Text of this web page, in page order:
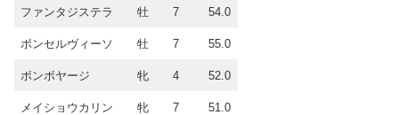
ファンタジステラ 牡 7 54.0
ボンセルヴィーソ 牡 7 55.0
ボンボヤージ 牝 4 52.0
メイショウカリン 牝 7 51.0